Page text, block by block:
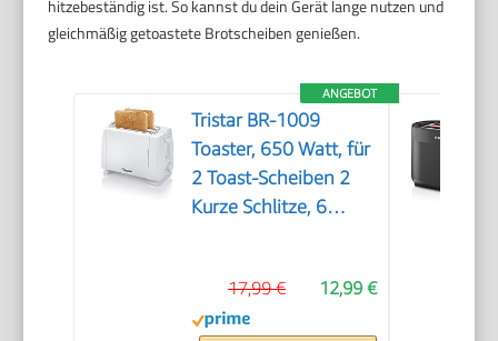
hitzebeständig ist. So kannst du dein Gerät lange nutzen und
gleichmäßig getoastete Brotscheiben genießen.
ANGEBOT
Tristar BR-1009
Toaster, 650 Watt, für
2 Toast-Scheiben 2
Kurze Schlitze, 6
Brötchen – Weiß12,99 €
17,99 €